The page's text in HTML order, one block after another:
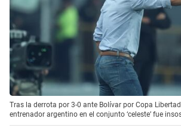
Tras la derrota por 3-0 ante Bolívar por Copa
entrenador argentino en el conjunto ‘celeste’ fue